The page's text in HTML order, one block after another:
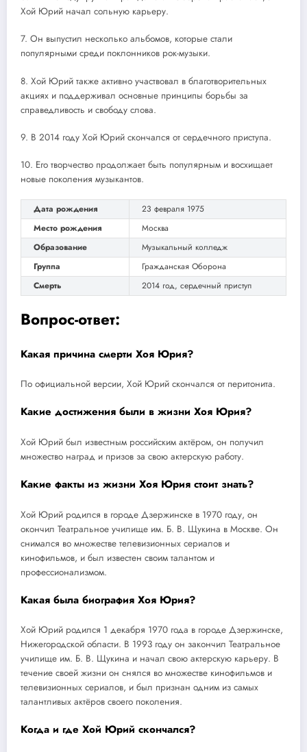
Хой Юрий начал сольную карьеру.
7. Он выпустил несколько альбомов, которые стали
популярными среди поклонников рок-музыки.
8. Хой Юрий также активно участвовал в благотворительных
акциях и поддерживал основные принципы борьбы за
справедливость и свободу слова.
9. В 2014 году Хой Юрий скончался от сердечного приступа.
10. Его творчество продолжает быть популярным и восхищает
новые поколения музыкантов.
Дата рождения
23 февраля 1975
Место рождения
Москва
Образование
Музыкальный колледж
Группа
Гражданская Оборона
Смерть
2014 год, сердечный приступ
Вопрос-ответ:
Какая причина смерти Хоя Юрия?
По официальной версии, Хой Юрий скончался от перитонита.
Какие достижения были в жизни Хоя Юрия?
Хой Юрий был известным российским актёром, он получил
множество наград и призов за свою актерскую работу.
Какие факты из жизни Хоя Юрия стоит знать?
Хой Юрий родился в городе Дзержинске в 1970 году, он
окончил Театральное училище им. Б. В. Щукина в Москве. Он
снимался во множестве телевизионных сериалов и
кинофильмов, и был известен своим талантом и
профессионализмом.
Какая была биография Хоя Юрия?
Хой Юрий родился 1 декабря 1970 года в городе Дзержинске,
Нижегородской области. В 1993 году он закончил Театральное
училище им. Б. В. Щукина и начал свою актерскую карьеру. В
течение своей жизни он снялся во множестве кинофильмов и
телевизионных сериалов, и был признан одним из самых
талантливых актёров своего поколения.
Когда и где Хой Юрий скончался?